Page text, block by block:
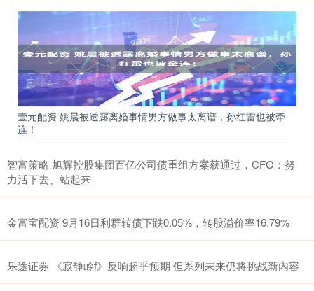
壹元配资 姚晨被透露离婚事情男方做事太离谱，孙红雷也被牵
连！
智富策略 旭辉控股集团百亿公司债重组方案获通过，CFO：努
力活下去、站起来
金富宝配资 9月16日利群转债下跌0.05%，转股溢价率16.79%
乐途证券 《寂静岭f》反响超乎预期 但系列未来仍将挑战新内容